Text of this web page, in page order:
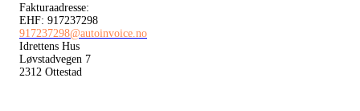
Fakturaadresse:
EHF: 917237298
917237298@autoinvoice.no
Idrettens Hus
Løvstadvegen 7
2312 Ottestad